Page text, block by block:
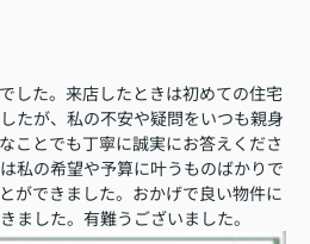
した。来店したときは初めての住宅
たが、私の不安や疑問をいつも親身
ことでも丁寧に誠実にお答えくださ
私の希望や予算に叶うものばかりで
ができました。おかげで良い物件に
ました。有難うございました。